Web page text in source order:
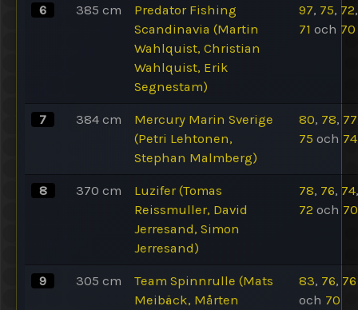
6 385 cm
Predator Fishing
Scandinavia (Martin
Wahlquist, Christian
Wahlquist, Erik
Segnestam)
97, 75, 72,
71 och 70
7 384 cm
Mercury Marin Sverige
(Petri Lehtonen,
Stephan Malmberg)
80, 78, 77
75 och 74
8 370 cm
Luzifer (Tomas
Reissmuller, David
Jerresand, Simon
Jerresand)
78, 76, 74,
72 och 70
9 305 cm
Team Spinnrulle (Mats
Meibäck, Mårten
83, 76, 76
och 70